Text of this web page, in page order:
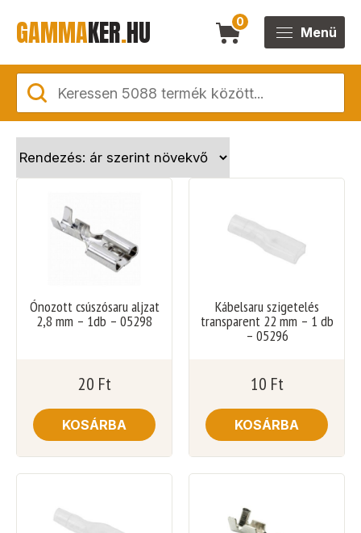
GAMMAKER.HU 0
Menü
Ónozott csúszósaru aljzat
2,8 mm – 1db – 05298
20 Ft
KOSÁRBA
Kábelsaru szigetelés
transparent 22 mm – 1 db
– 05296
10 Ft
KOSÁRBA